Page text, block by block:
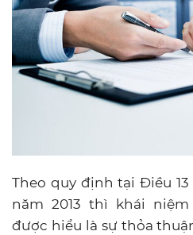
Theo quy định tại Điều
năm 2013 thì khái
được hiểu là sự thỏa